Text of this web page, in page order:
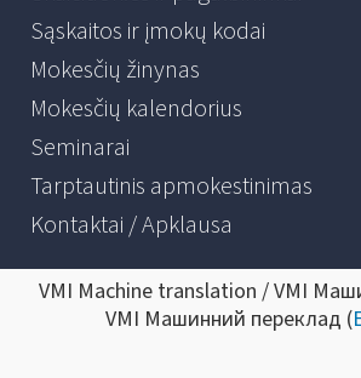
Sąskaitos ir įmokų kodai
Mokesčių žinynas
Mokesčių kalendorius
Seminarai
Tarptautinis apmokestinimas
Kontaktai / Apklausa
VMI Machine translation / VMI
VMI Машинний переклад (